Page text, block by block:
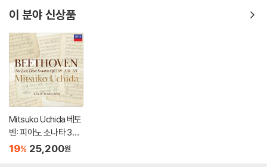
이 분야 신상품
Mitsuko Uchida 베토
벤: 피아노 소나타 30-
32번 (Beethoven: Pi
19% 25,200원